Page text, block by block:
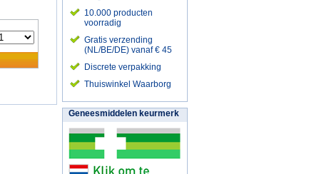
10.000 producten
voorradig
Gratis verzending
(NL/BE/DE) vanaf € 45
Discrete verpakking
Thuiswinkel Waarborg
Geneesmiddelen keurmerk